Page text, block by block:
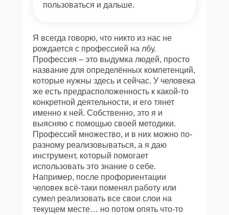
пользоваться и дальше.
Я всегда говорю, что никто из нас не
рождается с профессией на лбу.
Профессия – это выдумка людей, просто
название для определённых компетенций,
которые нужны здесь и сейчас. У человека
же есть предрасположенность к какой-то
конкретной деятельности, и его тянет
именно к ней. Собственно, это я и
выясняю с помощью своей методики.
Профессий множество, и в них можно по-
разному реализовываться, а я даю
инструмент, который помогает
использовать это знание о себе.
Например, после профориентации
человек всё-таки поменял работу или
сумел реализовать все свои слои на
текущем месте… но потом опять что-то